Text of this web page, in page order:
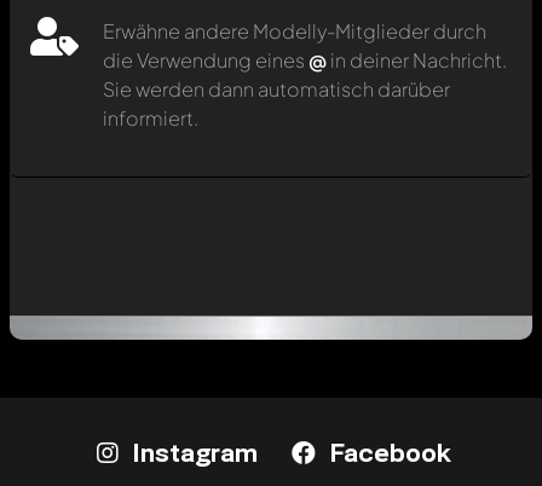
Erwähne andere Modelly-Mitglieder durch
die Verwendung eines @in deiner Nachricht.
Sie werden dann automatisch darüber
informiert.
Instagram Facebook